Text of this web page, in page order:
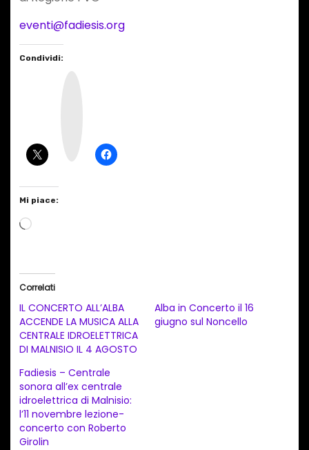
eventi@fadiesis.org
Condividi:
Mi piace:
C
a
m
e
n
t
o
i
Correlati
IL CONCERTO ALL’ALBA
ACCENDE LA MUSICA ALLA
CENTRALE IDROELETTRICA
DI MALNISIO IL 4 AGOSTO
Alba in Concerto il 16
giugno sul Noncello
Fadiesis – Centrale
sonora all’ex centrale
idroelettrica di Malnisio:
l’11 novembre lezione-
concerto con Roberto
Girolin